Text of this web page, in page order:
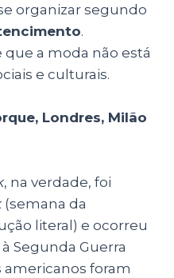
organizar segundo
.
a moda não está
e culturais.
Londres, Milão
, na verdade, foi
(semana da
literal) e ocorreu
Segunda Guerra
americanos foram